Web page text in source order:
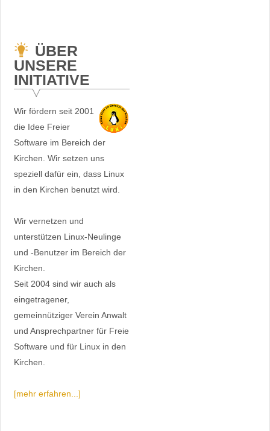
ÜBER
UNSERE
INITIATIVE
Wir fördern seit 2001
die Idee Freier
Software im Bereich der
Kirchen. Wir setzen uns
speziell dafür ein, dass Linux
in den Kirchen benutzt wird.
Wir vernetzen und
unterstützen Linux-Neulinge
und -Benutzer im Bereich der
Kirchen.
Seit 2004 sind wir auch als
eingetragener,
gemeinnütziger Verein Anwalt
und Ansprechpartner für Freie
Software und für Linux in den
Kirchen.
[mehr erfahren...]